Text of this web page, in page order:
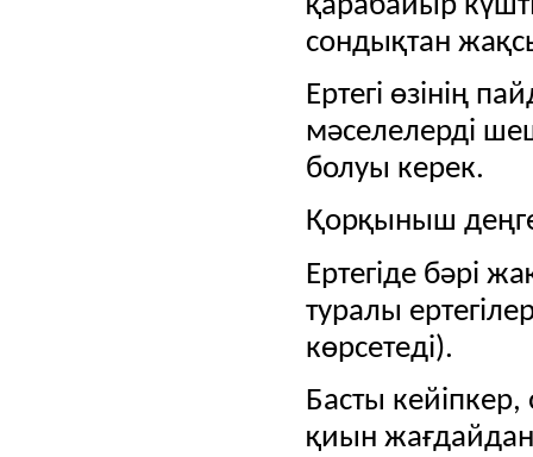
сондықтан
Ертегі өзінің
мәселелерді
болуы керек.
Қорқыныш
Ертегіде бәрі
туралы
көрсетеді).
Басты
қиын